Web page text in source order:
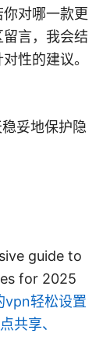
对哪一款更
言，我会结
性的建议。
妥地保护隐
guide to
for 2025
vpn轻松设置
共享、